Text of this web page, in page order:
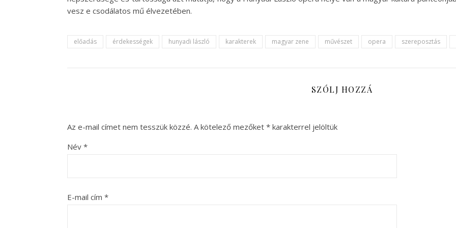
vesz e csodálatos mű élvezetében.
előadás érdekességek hunyadi lászló karakterek magyar zene művészet opera szereposztás
SZÓLJ HOZZÁ
Az e-mail címet nem tesszük közzé. A kötelező mezőket * karakterrel jelöltük
Név *
E-mail cím *